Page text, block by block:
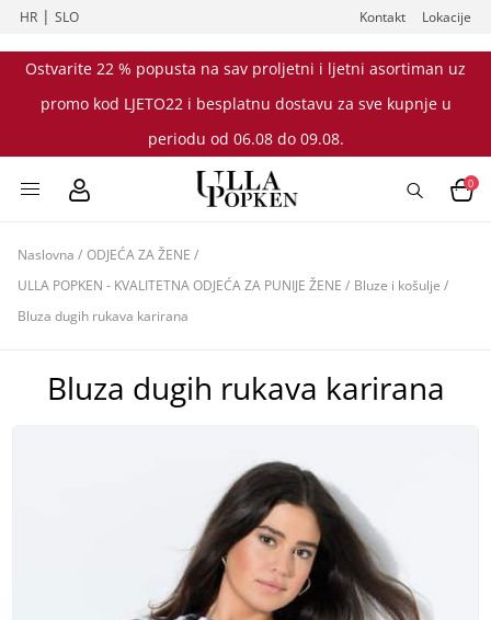
HR |SLO Kontakt Lokacije
Ostvarite 22 % popusta na sav proljetni i ljetni asortiman uz
promo kod LJETO22 i besplatnu dostavu za sve kupnje u
periodu od 06.08 do 09.08.
0
Naslovna / ODJEĆA ZA ŽENE /
ULLA POPKEN - KVALITETNA ODJEĆA ZA PUNIJE ŽENE / Bluze i košulje /
Bluza dugih rukava karirana
Bluza dugih rukava karirana